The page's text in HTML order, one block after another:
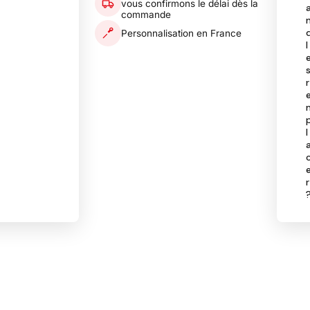
l
s
r
l
r
vous confirmons le délai dès la
commande
Personnalisation en France